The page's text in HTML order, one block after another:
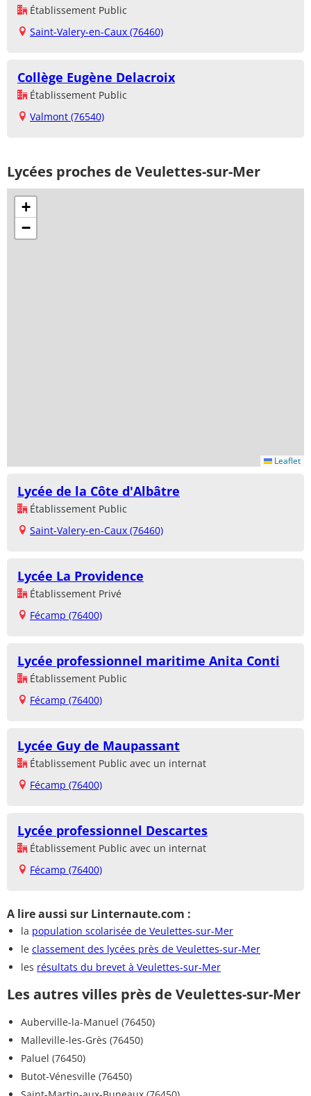
Établissement Public
Saint-Valery-en-Caux (76460)
Collège Eugène Delacroix
Établissement Public
Valmont (76540)
Lycées proches de Veulettes-sur-Mer
+
−
Leaflet
Lycée de la Côte d'Albâtre
Établissement Public
Saint-Valery-en-Caux (76460)
Lycée La Providence
Établissement Privé
Fécamp (76400)
Lycée professionnel maritime Anita Conti
Établissement Public
Fécamp (76400)
Lycée Guy de Maupassant
Établissement Public avec un internat
Fécamp (76400)
Lycée professionnel Descartes
Établissement Public avec un internat
Fécamp (76400)
A lire aussi sur Linternaute.com :
la population scolarisée de Veulettes-sur-Mer
le classement des lycées près de Veulettes-sur-Mer
les résultats du brevet à Veulettes-sur-Mer
Les autres villes près de Veulettes-sur-Mer
Auberville-la-Manuel (76450)
Malleville-les-Grès (76450)
Paluel (76450)
Butot-Vénesville (76450)